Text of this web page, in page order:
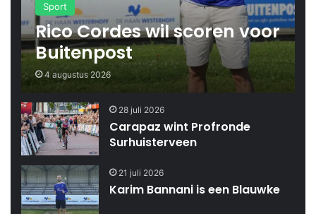
Sport
Rico Cordes wil scoren voor
Buitenpost
4 augustus 2026
28 juli 2026
Carapaz wint Profronde
Surhuisterveen
21 juli 2026
Karim Bannani is een Blauwke